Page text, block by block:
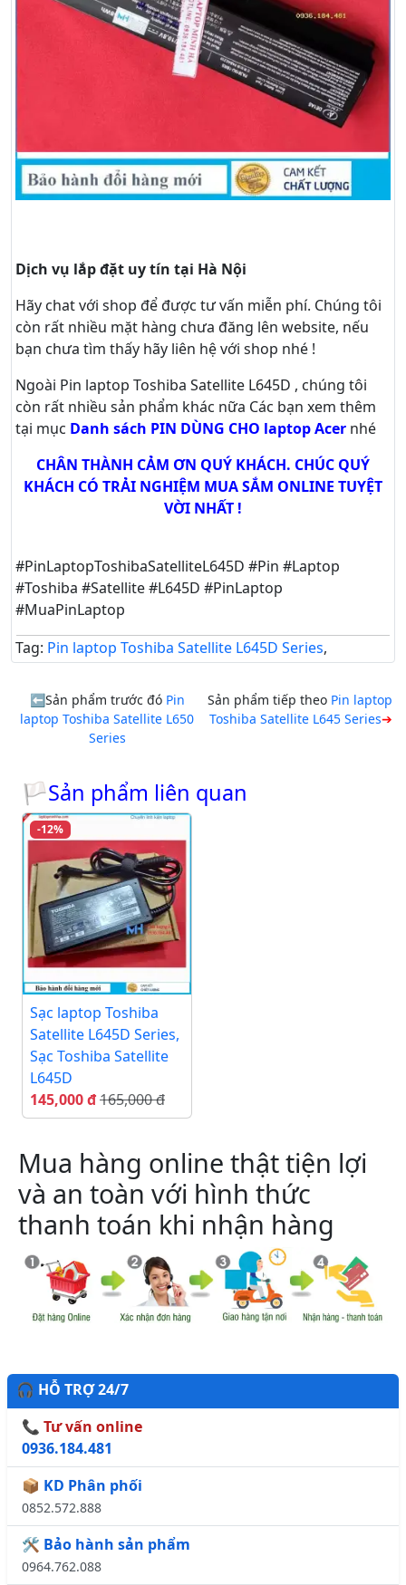
Dịch vụ lắp đặt uy tín tại Hà Nội
Hãy chatvới shop để được tư vấn miễn phí. Chúng tôi
còn rất nhiều mặt hàng chưa đăng lên website, nếu
bạn chưa tìm thấy hãy liên hệ với shop nhé !
Ngoài Pin laptop Toshiba Satellite L645D , chúng tôi
còn rất nhiều sản phẩm khác nữa Các bạn xem thêm
tại mục Danh sách PIN DÙNG CHO laptop Acer nhé
CHÂN THÀNH CẢM ƠN QUÝ KHÁCH. CHÚC QUÝ
KHÁCH CÓ TRẢI NGHIỆM MUA SẮM ONLINE TUYỆT
VỜI NHẤT !
#PinLaptopToshibaSatelliteL645D #Pin #Laptop
#Toshiba #Satellite #L645D #PinLaptop
#MuaPinLaptop
Tag: Pin laptop Toshiba Satellite L645D Series,
Sản phẩm trước đó Pin
laptop Toshiba Satellite L650
Series
Sản phẩm tiếp theo Pin laptop
Toshiba Satellite L645 Series
🏳Sản phẩm liên quan
-12%
Sạc laptop Toshiba
Satellite L645D Series,
Sạc Toshiba Satellite
L645D
145,000 đ165,000 đ
Mua hàng online thật tiện lợi
và an toàn với hình thức
thanh toán khi nhận hàng
🎧 HỖ TRỢ 24/7
📞 Tư vấn online
0936.184.481
📦 KD Phân phối
0852.572.888
🛠️ Bảo hành sản phẩm
0964.762.088